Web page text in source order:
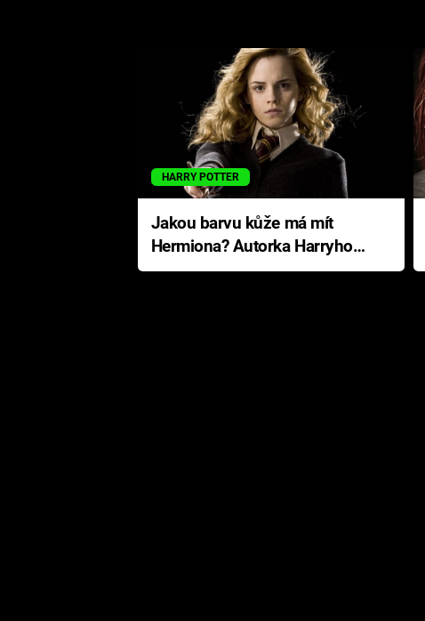
HARRY POTTER
Jakou barvu kůže má mít
Hermiona? Autorka Harryho
Pottera přišla s ráznou